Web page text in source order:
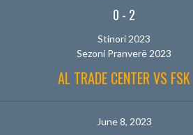
0 - 2
Stinori 2023
Sezoni Pranverë 2023
AL TRADE CENTER VS FSK
June 8, 2023